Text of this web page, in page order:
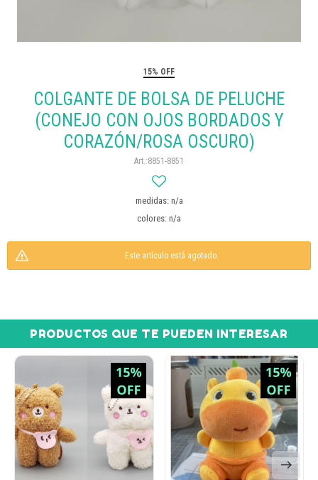
15% OFF
COLGANTE DE BOLSA DE PELUCHE
(CONEJO CON OJOS BORDADOS Y
CORAZÓN/ROSA OSCURO)
8851-8851
medidas: n/a
colores: n/a
Este artículo está agotado.
PRODUCTOS QUE TE PUEDEN INTERESAR